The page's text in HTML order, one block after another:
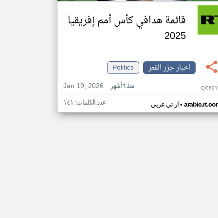
قائمة هدافي كأس أمم إفريقيا
2025
اخبار جزر القمر
Politics
Jan 19, 2026
منذ ٦ أشهر
ار تي عربي• عدد الكلمات: ١٤١